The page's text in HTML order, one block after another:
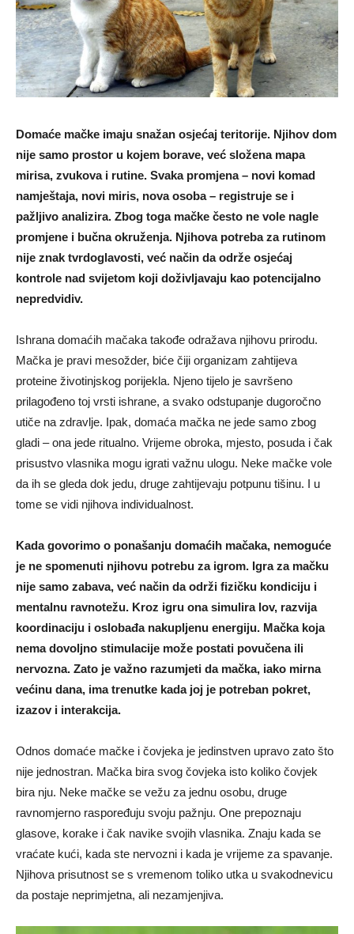
Domaće mačke imaju snažan osjećaj teritorije. Njihov dom
nije samo prostor u kojem borave, već složena mapa
mirisa, zvukova i rutine. Svaka promjena – novi komad
namještaja, novi miris, nova osoba – registruje se i
pažljivo analizira. Zbog toga mačke često ne vole nagle
promjene i bučna okruženja. Njihova potreba za rutinom
nije znak tvrdoglavosti, već način da održe osjećaj
kontrole nad svijetom koji doživljavaju kao potencijalno
nepredvidiv.
Ishrana domaćih mačaka takođe odražava njihovu prirodu.
Mačka je pravi mesožder, biće čiji organizam zahtijeva
proteine životinjskog porijekla. Njeno tijelo je savršeno
prilagođeno toj vrsti ishrane, a svako odstupanje dugoročno
utiče na zdravlje. Ipak, domaća mačka ne jede samo zbog
gladi – ona jede ritualno. Vrijeme obroka, mjesto, posuda i čak
prisustvo vlasnika mogu igrati važnu ulogu. Neke mačke vole
da ih se gleda dok jedu, druge zahtijevaju potpunu tišinu. I u
tome se vidi njihova individualnost.
Kada govorimo o ponašanju domaćih mačaka, nemoguće
je ne spomenuti njihovu potrebu za igrom. Igra za mačku
nije samo zabava, već način da održi fizičku kondiciju i
mentalnu ravnotežu. Kroz igru ona simulira lov, razvija
koordinaciju i oslobađa nakupljenu energiju. Mačka koja
nema dovoljno stimulacije može postati povučena ili
nervozna. Zato je važno razumjeti da mačka, iako mirna
većinu dana, ima trenutke kada joj je potreban pokret,
izazov i interakcija.
Odnos domaće mačke i čovjeka je jedinstven upravo zato što
nije jednostran. Mačka bira svog čovjeka isto koliko čovjek
bira nju. Neke mačke se vežu za jednu osobu, druge
ravnomjerno raspoređuju svoju pažnju. One prepoznaju
glasove, korake i čak navike svojih vlasnika. Znaju kada se
vraćate kući, kada ste nervozni i kada je vrijeme za spavanje.
Njihova prisutnost se s vremenom toliko utka u svakodnevicu
da postaje neprimjetna, ali nezamjenjiva.